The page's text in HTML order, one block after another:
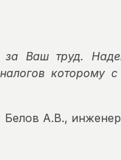
за Ваш труд.
которому
Белов А.В.,